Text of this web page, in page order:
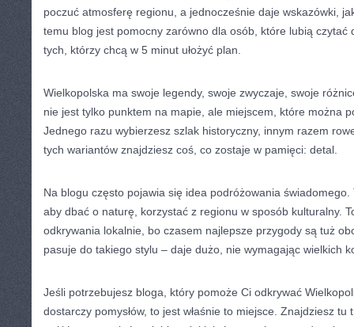
poczuć atmosferę regionu, a jednocześnie daje wskazówki,
temu blog jest pomocny zarówno dla osób, które lubią czytać
tych, którzy chcą w 5 minut ułożyć plan.
Wielkopolska ma swoje legendy, swoje zwyczaje, swoje
nie jest tylko punktem na mapie, ale miejscem, które można
Jednego razu wybierzesz szlak historyczny, innym razem
tych wariantów znajdziesz coś, co zostaje w pamięci: detal.
Na blogu często pojawia się idea podróżowania
aby dbać o naturę, korzystać z regionu w sposób kulturalny.
odkrywania lokalnie, bo czasem najlepsze przygody są tuż
pasuje do takiego stylu – daje dużo, nie wymagając wielkich
Jeśli potrzebujesz bloga, który pomoże Ci odkrywać
dostarczy pomysłów, to jest właśnie to miejsce. Znajdziesz